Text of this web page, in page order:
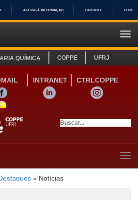
IR
ACESSO À INFORMAÇÃO PARTICIPE
QUÍMICA COPPE UFRJ
INTRANET
CTRLCOPPE
LINKEDIN
INSTAGRAM
SITE ESPANHOL
» Notícias